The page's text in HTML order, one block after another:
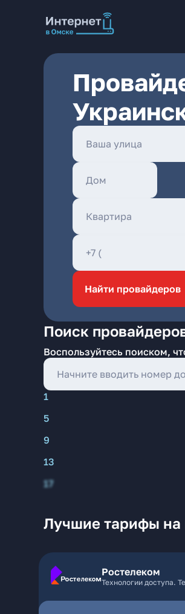
Найти провайдеров
Поиск
Воспользуйтесь поиском,
1
5
9
13
17
Лучшие тарифы на
Ростелеком
Технологии доступа.